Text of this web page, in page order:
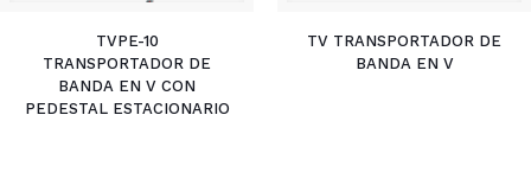
TVPE-10
TRANSPORTADOR DE
BANDA EN V CON
PEDESTAL ESTACIONARIO
TV TRANSPORTADOR DE
BANDA EN V